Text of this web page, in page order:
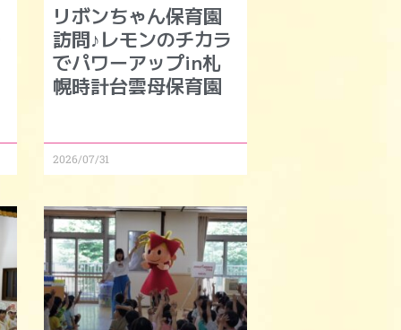
リボンちゃん保育園
訪問♪レモンのチカラ
でパワーアップin札
幌時計台雲母保育園
2026/07/31